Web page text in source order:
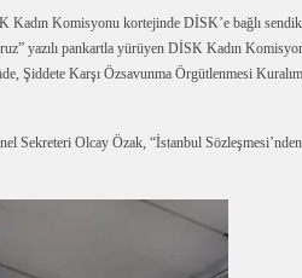
Kadın Komisyonu kortejinde DİSK’e bağlı
yazılı pankartla yürüyen DİSK Kadın
Şiddete Karşı Özsavunma Örgütlenmesi
Sekreteri Olcay Özak, “İstanbul